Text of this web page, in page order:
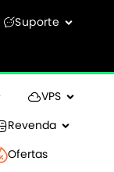
Suporte
VPS
Revenda
Ofertas